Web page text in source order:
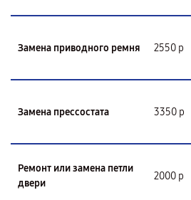
Замена приводного ремня 2550 р
Замена прессостата 3350 р
Ремонт или замена петли
двери
2000 р